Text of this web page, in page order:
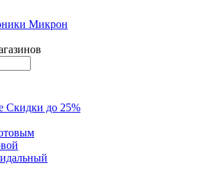
Скидки до 25%